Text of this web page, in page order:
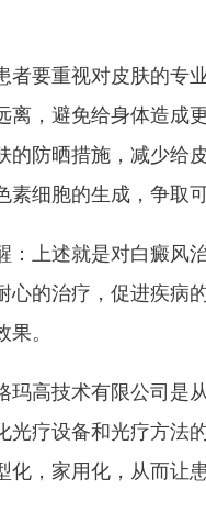
者要重视对皮肤的专
离，避免给身体造成
的防晒措施，减少给
素细胞的生成，争取
：上述就是对白癜风
心的治疗，促进疾病
。
玛高技术有限公司是
光疗设备和光疗方法
化，家用化，从而让